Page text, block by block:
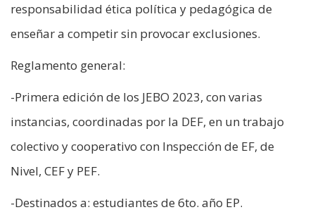
responsabilidad ética política y pedagógica de
enseñar a competir sin provocar exclusiones.
Reglamento general:
-Primera edición de los JEBO 2023, con varias
instancias, coordinadas por la DEF, en un trabajo
colectivo y cooperativo con Inspección de EF, de
Nivel, CEF y PEF.
-Destinados a: estudiantes de 6to. año EP.